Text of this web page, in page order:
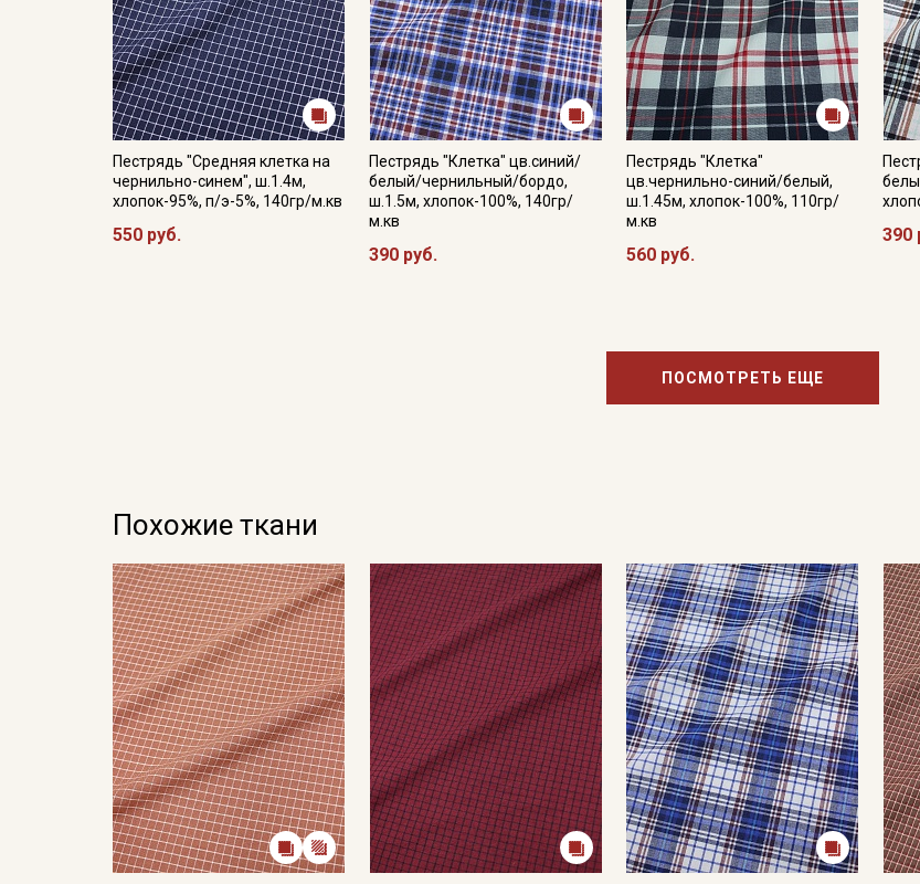
Пестрядь "Средняя клетка на
чернильно-синем", ш.1.4м,
хлопок-95%, п/э-5%, 140гр/м.кв
550 руб.
Пестрядь "Клетка" цв.синий/
белый/чернильный/бордо,
ш.1.5м, хлопок-100%, 140гр/
м.кв
390 руб.
Пестрядь "Клетка"
цв.чернильно-синий/белый,
ш.1.45м, хлопок-100%, 110гр/
м.кв
560 руб.
390
ПОСМОТРЕТЬ ЕЩЕ
Похожие ткани
Электронная почта
Подписаться
Ознакомлен(а) сПолитикой обработки персональных
и даюСогласие на обработку персональных